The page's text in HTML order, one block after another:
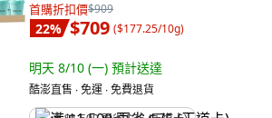
首購折扣價$909
22% $709 ($177.25/10g)
明天 8/10 (一) 預計送達
酷澎直售 ∙ 免運 ∙ 免費退貨